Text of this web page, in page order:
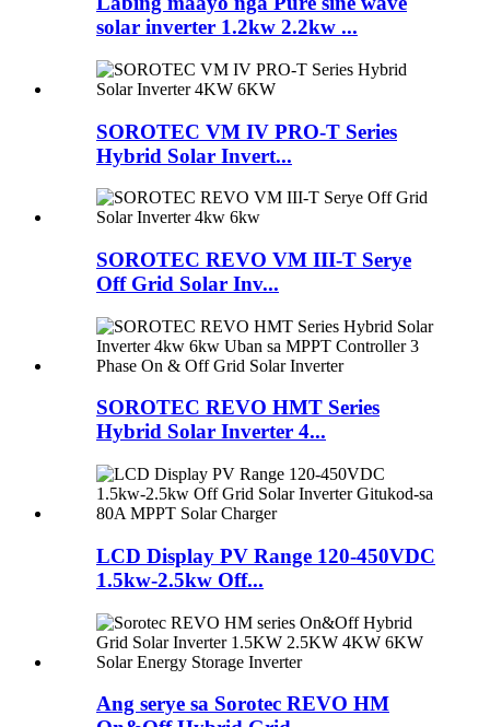
solar inverter 1.2kw 2.2kw ...
SOROTEC VM IV PRO-T Series
Hybrid Solar Invert...
SOROTEC REVO VM III-T Serye
Off Grid Solar Inv...
SOROTEC REVO HMT Series
Hybrid Solar Inverter 4...
LCD Display PV Range 120-450VDC
1.5kw-2.5kw Off...
Ang serye sa Sorotec REVO HM